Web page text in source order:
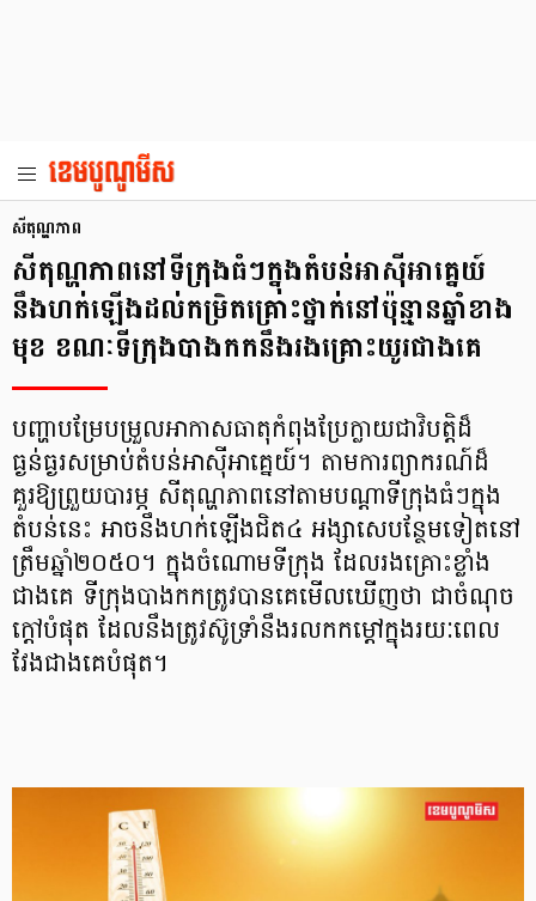
សីតុណ្ហភាព
សីតុណ្ហភាពនៅទីក្រុងធំៗក្នុងតំបន់អាស៊ីអាគ្នេយ៍
នឹងហក់ឡើងដល់កម្រិតគ្រោះថ្នាក់នៅប៉ុន្មានឆ្នាំខាង
មុខ ខណៈទីក្រុងបាងកកនឹងរងគ្រោះយូរជាងគេ
បញ្ហាបម្រែបម្រួលអាកាសធាតុកំពុងប្រែក្លាយជាវិបត្តិដ៏
ធ្ងន់ធ្ងរសម្រាប់តំបន់អាស៊ីអាគ្នេយ៍។ តាមការព្យាករណ៍ដ៏
គួរឱ្យព្រួយបារម្ភ សីតុណ្ហភាពនៅតាមបណ្តាទីក្រុងធំៗក្នុង
តំបន់នេះ អាចនឹងហក់ឡើងជិត៤ អង្សាសេបន្ថែមទៀតនៅ
ត្រឹមឆ្នាំ២០៥០។ ក្នុងចំណោមទីក្រុង ដែលរងគ្រោះខ្លាំង
ជាងគេ ទីក្រុងបាងកកត្រូវបានគេមើលឃើញថា ជាចំណុច
ក្ដៅបំផុត ដែលនឹងត្រូវស៊ូទ្រាំនឹងរលកកម្ដៅក្នុងរយៈពេល
វែងជាងគេបំផុត។